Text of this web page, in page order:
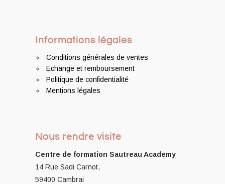
Informations légales
Conditions générales de ventes
Echange et remboursement
Politique de confidentialité
Mentions légales
Nous rendre visite
Centre de formation Sautreau Academy
14 Rue Sadi Carnot,
59400 Cambrai